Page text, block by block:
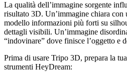
La qualità dell’immagine sorgente
risultato 3D. Un’immagine chiara con
modello informazioni più forti su
dettagli visibili. Un’immagine
“indovinare” dove finisce l’oggetto e
Prima di usare Tripo 3D, prepara la
strumenti HeyDream: